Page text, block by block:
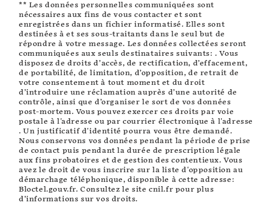
** Les données personnelles communiquées sont
nécessaires aux fins de vous contacter et sont
enregistrées dans un fichier informatisé. Elles sont
destinées à et ses sous-traitants dans le seul but de
répondre à votre message. Les données collectées seront
communiquées aux seuls destinataires suivants: . Vous
disposez de droits d’accès, de rectification, d’effacement,
de portabilité, de limitation, d’opposition, de retrait de
votre consentement à tout moment et du droit
d’introduire une réclamation auprès d’une autorité de
contrôle, ainsi que d’organiser le sort de vos données
post-mortem. Vous pouvez exercer ces droits par voie
postale à l'adresse ou par courrier électronique à l'adresse
. Un justificatif d'identité pourra vous être demandé.
Nous conservons vos données pendant la période de prise
de contact puis pendant la durée de prescription légale
aux fins probatoires et de gestion des contentieux. Vous
avez le droit de vous inscrire sur la liste d'opposition au
démarchage téléphonique, disponible à cette adresse:
Bloctel.gouv.fr. Consultez le site cnil.fr pour plus
d’informations sur vos droits.